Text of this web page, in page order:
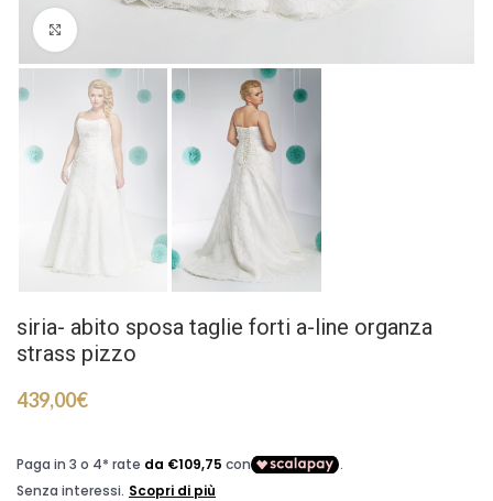
siria- abito sposa taglie forti a-line organza
strass pizzo
439,00€